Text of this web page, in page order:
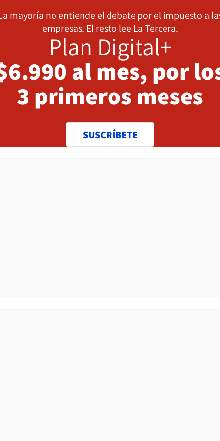
mayoría no entiende el debate por el impuesto a
empresas. El resto lee La Tercera.
Plan Digital+
al mes, por
3 primeros meses
SUSCRÍBETE